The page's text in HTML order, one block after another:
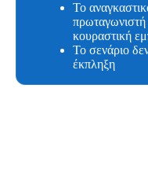
Το
πρωταγωνιστή
κουραστική
Το σενάριο
έκπληξη